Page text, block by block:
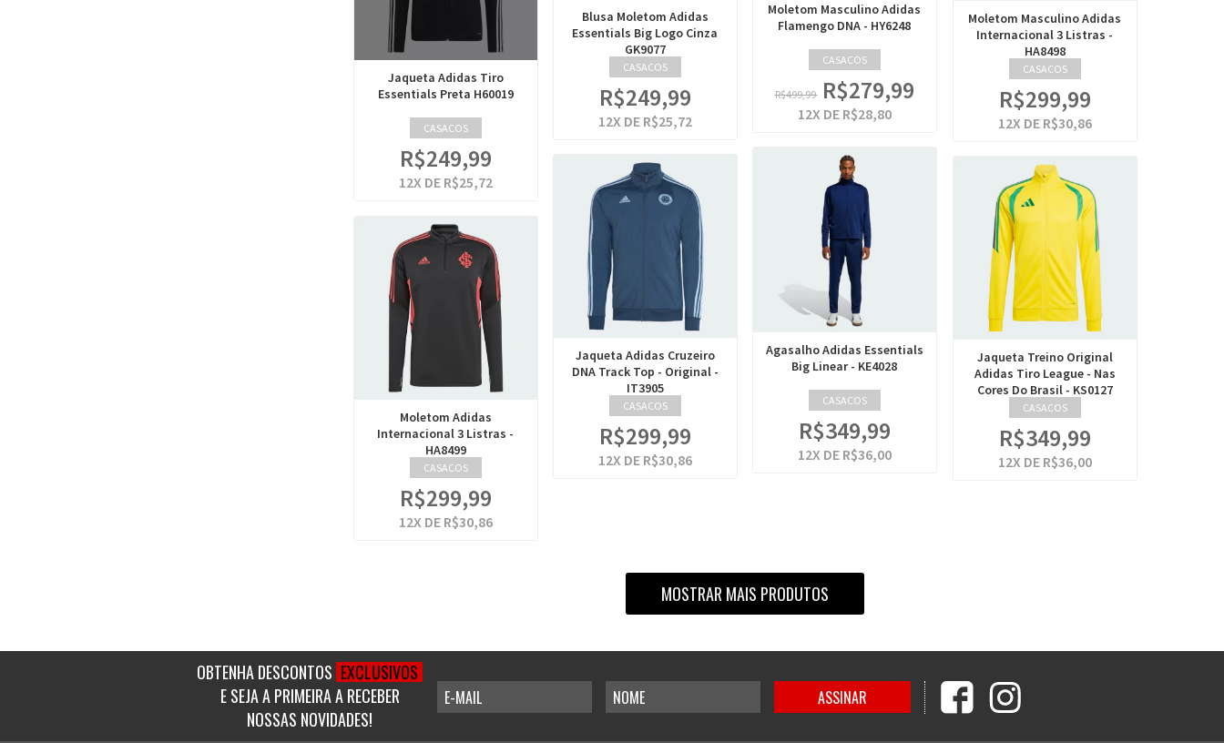
Jaqueta Adidas Tiro
Essentials Preta H60019
CASACOS
R$249,99
12X DE R$25,72
Blusa Moletom Adidas
Essentials Big Logo Cinza
GK9077
CASACOS
R$249,99
12X DE R$25,72
Moletom Masculino Adidas
Flamengo DNA - HY6248
CASACOS
R$499,99 R$279,99
12X DE R$28,80
Moletom Masculino Adidas
Internacional 3 Listras -
HA8498
CASACOS
R$299,99
12X DE R$30,86
Moletom Adidas
Internacional 3 Listras -
HA8499
CASACOS
R$299,99
12X DE R$30,86
Jaqueta Adidas Cruzeiro
DNA Track Top - Original -
IT3905
CASACOS
R$299,99
12X DE R$30,86
Agasalho Adidas Essentials
Big Linear - KE4028
CASACOS
R$349,99
12X DE R$36,00
Jaqueta Treino Original
Adidas Tiro League - Nas
Cores Do Brasil - KS0127
CASACOS
R$349,99
12X DE R$36,00
MOSTRAR MAIS PRODUTOS
OBTENHA DESCONTOS EXCLUSIVOS
E SEJA A PRIMEIRA A RECEBER
NOSSAS NOVIDADES!